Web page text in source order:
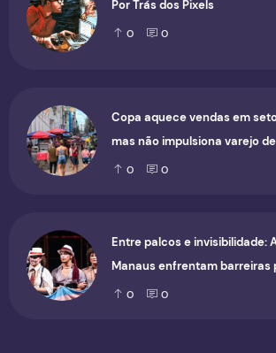
Por Trás dos Pixels
0 0
Copa aquece vendas em
mas não impulsiona varejo
0 0
Entre palcos e invisibilidade:
Manaus enfrentam barreiras
cenário cultural
0 0